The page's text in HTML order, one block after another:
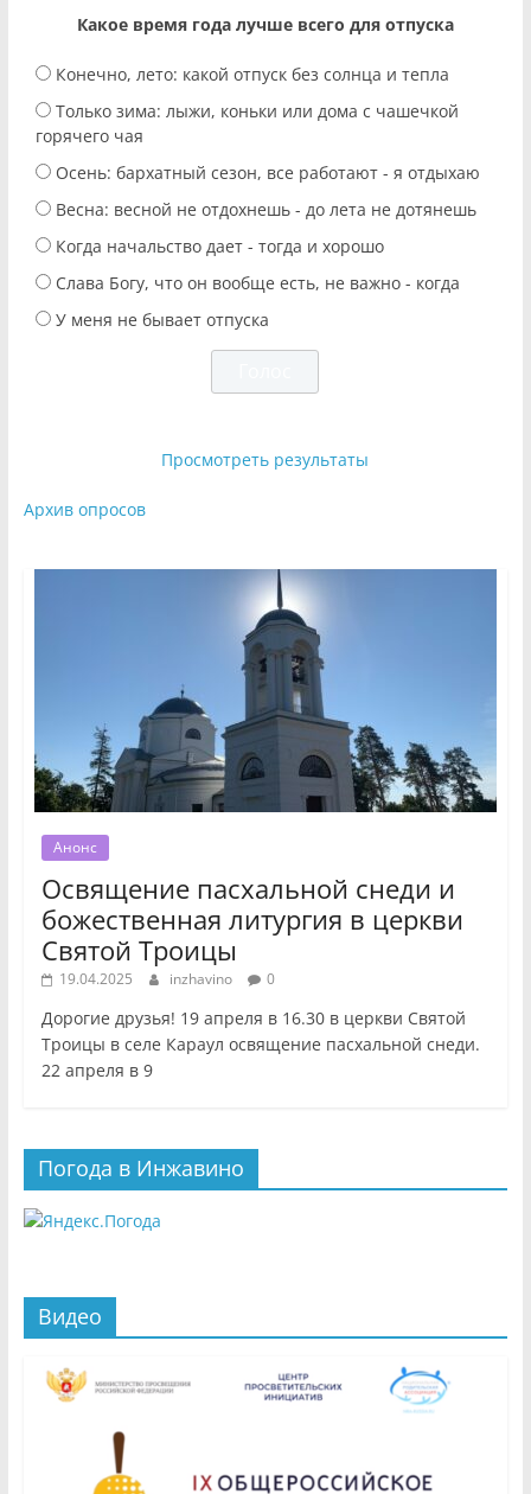
Какое время года лучше всего для отпуска
Конечно, лето: какой отпуск без солнца и тепла
Только зима: лыжи, коньки или дома с чашечкой
горячего чая
Осень: бархатный сезон, все работают - я отдыхаю
Весна: весной не отдохнешь - до лета не дотянешь
Когда начальство дает - тогда и хорошо
Слава Богу, что он вообще есть, не важно - когда
У меня не бывает отпуска
Просмотреть результаты
Архив опросов
Анонс
Освящение пасхальной снеди и
божественная литургия в церкви
Святой Троицы
19.04.2025 inzhavino 0
Дорогие друзья! 19 апреля в 16.30 в церкви Святой
Троицы в селе Караул освящение пасхальной снеди.
22 апреля в 9
Погода в Инжавино
Видео